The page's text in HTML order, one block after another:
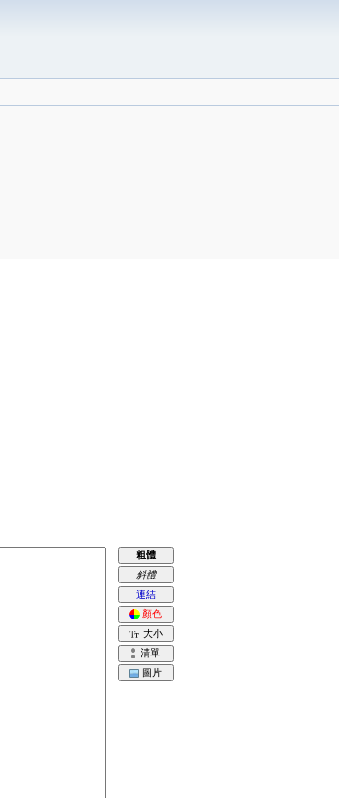
粗體
斜體
連結
顏色
大小
清單
圖片